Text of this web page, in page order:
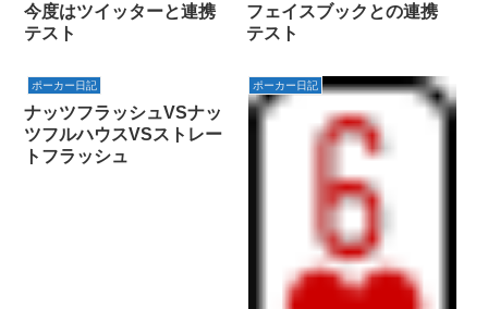
今度はツイッターと連携
テスト
フェイスブックとの連携
テスト
ポーカー日記
ナッツフラッシュVSナッ
ツフルハウスVSストレー
トフラッシュ
ポーカー日記